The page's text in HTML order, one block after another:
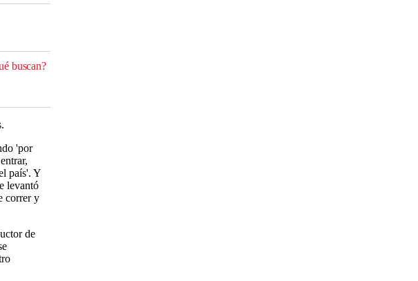
buscan?
'por
país'. Y
levantó
correr y
de